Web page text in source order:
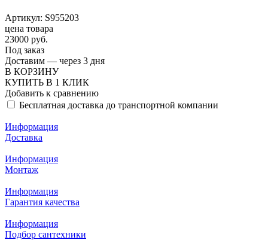
Артикул: S955203
цена товара
23000 руб.
Под заказ
Доставим — через 3 дня
В КОРЗИНУ
КУПИТЬ В 1 КЛИК
Добавить к сравнению
Бесплатная доставка до транспортной компании
Информация
Доставка
Информация
Монтаж
Информация
Гарантия качества
Информация
Подбор сантехники